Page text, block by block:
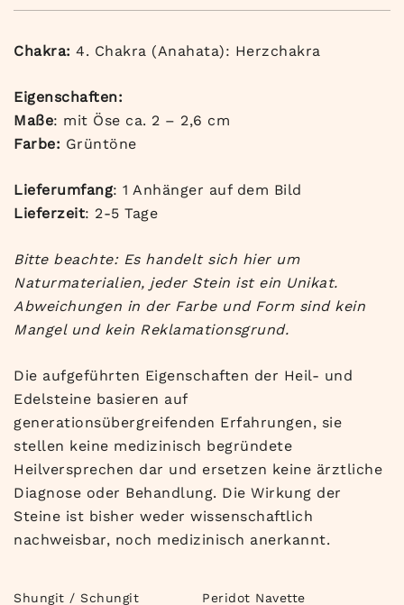
Chakra: 4. Chakra (Anahata): Herzchakra
Eigenschaften:
Maße: mit Öse ca. 2 – 2,6 cm
Farbe: Grüntöne
Lieferumfang: 1 Anhänger auf dem Bild
Lieferzeit: 2-5 Tage
Bitte beachte: Es handelt sich hier um
Naturmaterialien, jeder Stein ist ein Unikat.
Abweichungen in der Farbe und Form sind kein
Mangel und kein Reklamationsgrund.
Die aufgeführten Eigenschaften der Heil- und
Edelsteine basieren auf
generationsübergreifenden Erfahrungen, sie
stellen keine medizinisch begründete
Heilversprechen dar und ersetzen keine ärztliche
Diagnose oder Behandlung. Die Wirkung der
Steine ist bisher weder wissenschaftlich
nachweisbar, noch medizinisch anerkannt.
Shungit / Schungit Peridot Navette